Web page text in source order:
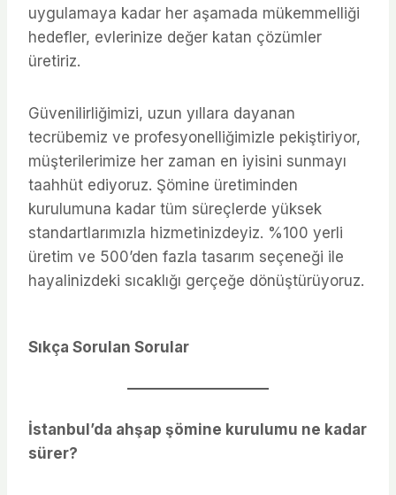
uygulamaya kadar her aşamada mükemmelliği
hedefler, evlerinize değer katan çözümler
üretiriz.
Güvenilirliğimizi, uzun yıllara dayanan
tecrübemiz ve profesyonelliğimizle pekiştiriyor,
müşterilerimize her zaman en iyisini sunmayı
taahhüt ediyoruz. Şömine üretiminden
kurulumuna kadar tüm süreçlerde yüksek
standartlarımızla hizmetinizdeyiz. %100 yerli
üretim ve 500’den fazla tasarım seçeneği ile
hayalinizdeki sıcaklığı gerçeğe dönüştürüyoruz.
Sıkça Sorulan Sorular
İstanbul’da ahşap şömine kurulumu ne kadar
sürer?